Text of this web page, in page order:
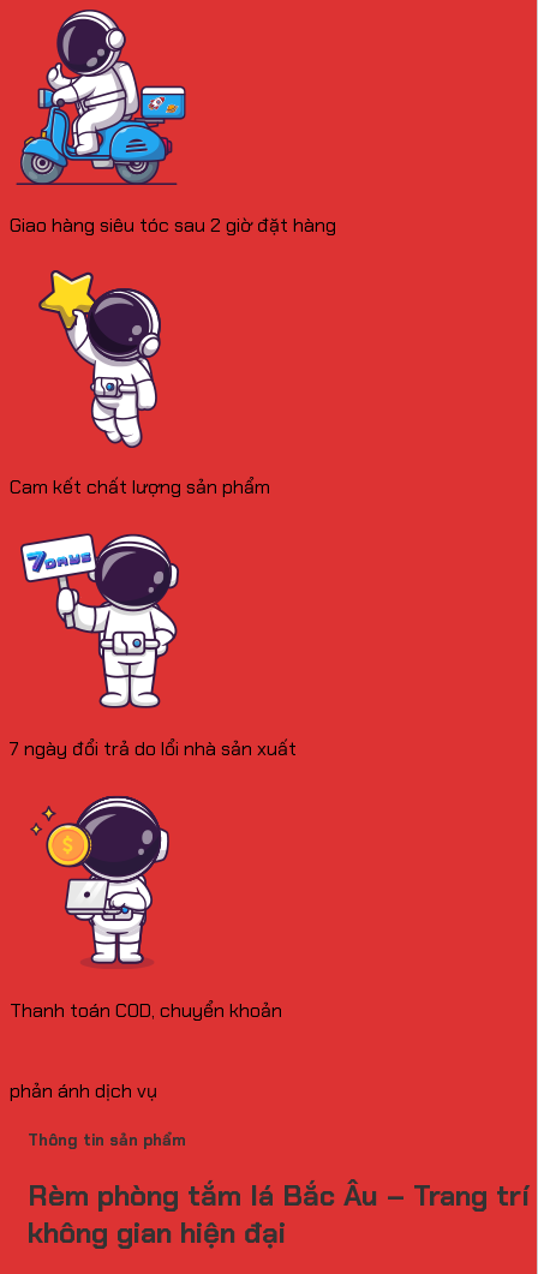
Giao hàng siêu tóc sau 2 giờ đặt hàng
Cam kết chất lượng sản phẩm
7 ngày đổi trả do lổi nhà sản xuất
Thanh toán COD, chuyển khoản
phản ánh dịch vụ
Thông tin sản phẩm
Rèm phòng tắm lá Bắc Âu – Trang trí
không gian hiện đại